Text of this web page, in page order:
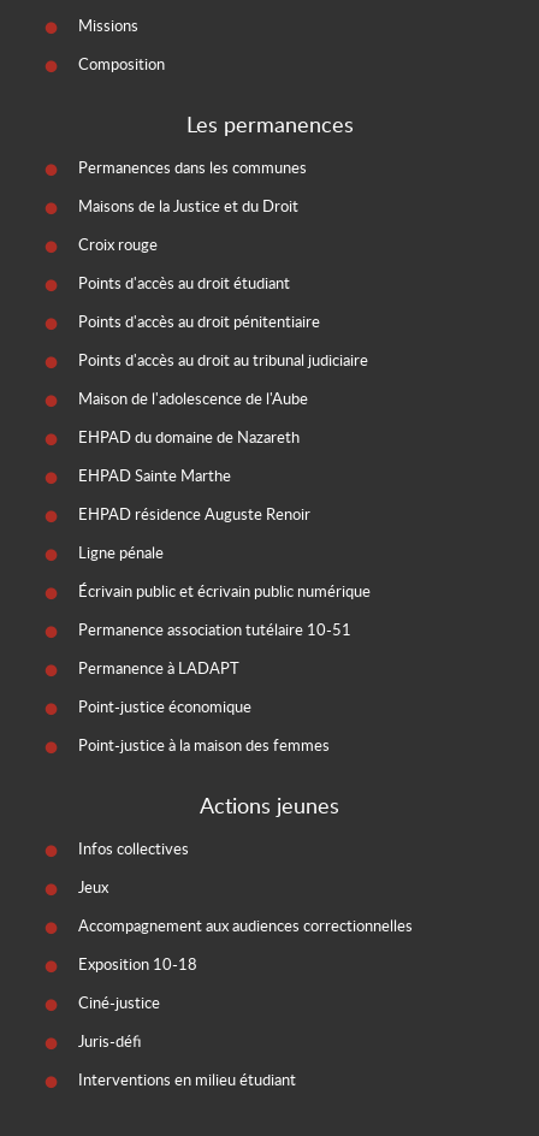
Missions
Composition
Les permanences
Permanences dans les communes
Maisons de la Justice et du Droit
Croix rouge
Points d'accès au droit étudiant
Points d'accès au droit pénitentiaire
Points d'accès au droit au tribunal judiciaire
Maison de l'adolescence de l'Aube
EHPAD du domaine de Nazareth
EHPAD Sainte Marthe
EHPAD résidence Auguste Renoir
Ligne pénale
Écrivain public et écrivain public numérique
Permanence association tutélaire 10-51
Permanence à LADAPT
Point-justice économique
Point-justice à la maison des femmes
Actions jeunes
Infos collectives
Jeux
Accompagnement aux audiences correctionnelles
Exposition 10-18
Ciné-justice
Juris-défi
Interventions en milieu étudiant